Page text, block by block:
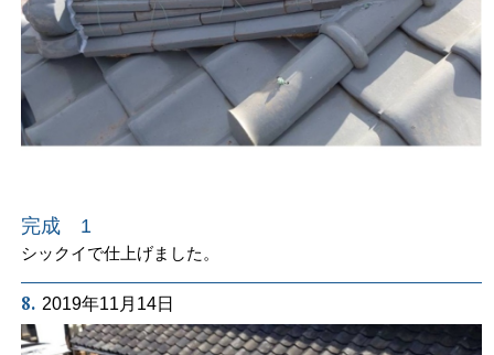
完成 1
シックイで仕上げました。
8. 2019年11月14日